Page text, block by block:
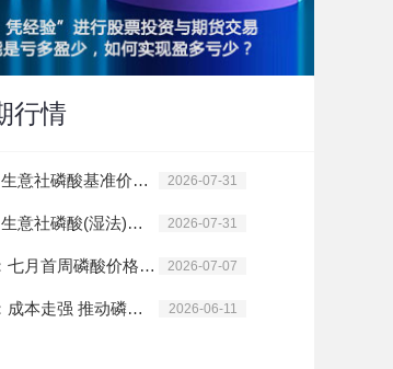
行情
7月31日生意社磷酸基准价为8725.00元/吨 2026-07-31
7月31日生意社磷酸(湿法)基准价为8950.00元/吨 2026-07-31
生意社：七月首周磷酸价格偏弱下跌（7.1-7.7） 2026-07-07
生意社：成本走强 推动磷酸市场价格上涨（6.1-6.11） 2026-06-11